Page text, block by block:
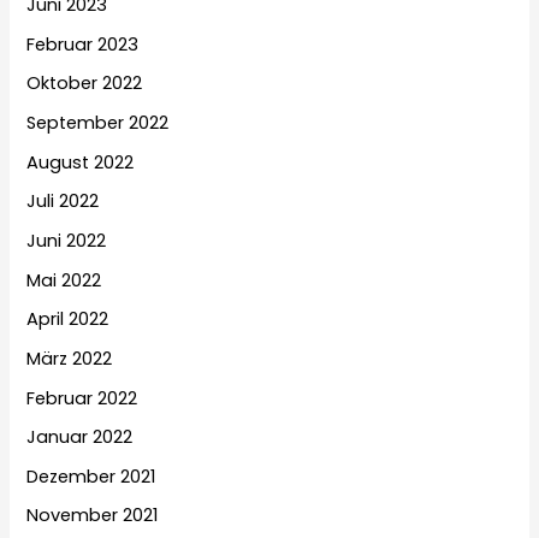
Juni 2023
Februar 2023
Oktober 2022
September 2022
August 2022
Juli 2022
Juni 2022
Mai 2022
April 2022
März 2022
Februar 2022
Januar 2022
Dezember 2021
November 2021